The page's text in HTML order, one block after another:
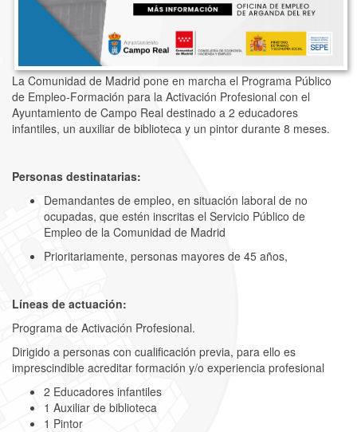
La Comunidad de Madrid pone en marcha el Programa Público
de Empleo-Formación para la Activación Profesional con el
Ayuntamiento de Campo Real destinado a 2 educadores
infantiles, un auxiliar de biblioteca y un pintor durante 8 meses.
Personas destinatarias:
Demandantes de empleo, en situación laboral de no
ocupadas, que estén inscritas el Servicio Público de
Empleo de la Comunidad de Madrid
Prioritariamente, personas mayores de 45 años,
Líneas de actuación:
Programa de Activación Profesional.
Dirigido a personas con cualificación previa, para ello es
imprescindible acreditar formación y/o experiencia profesional
2 Educadores infantiles
1 Auxiliar de biblioteca
1 Pintor